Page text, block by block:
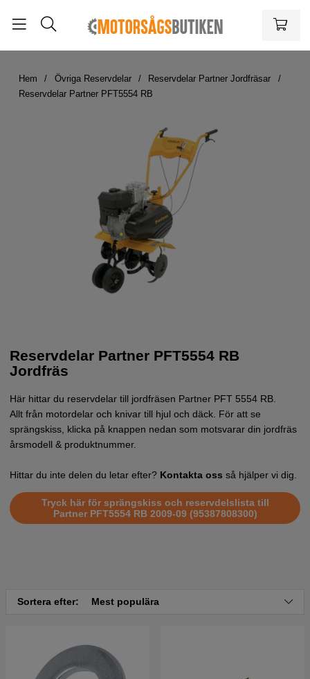
Hem Övriga Reservdelar
Reservdelar Partner Jordfräsar
Reservdelar Partner PFT5554 RB
Reservdelar Partner PFT5554 RB
Jordfräs
Här hittar du reservdelar till jordfräsen Partner PFT 5554 RB.
Allt från motordelar och knivar till hjul och däck. För att se
sprängskiss, klicka på knappen nedan som motsvarar din jordfräs
årsmodell & produktnummer.
Hittar du inte delen du letar efter? Kontakta oss så hjälper vi dig.
Tryck här för sprängskiss och reservdelslista till
Partner PFT5554 RB 2009-09 (95387808300)
Sortera efter: Mest populära